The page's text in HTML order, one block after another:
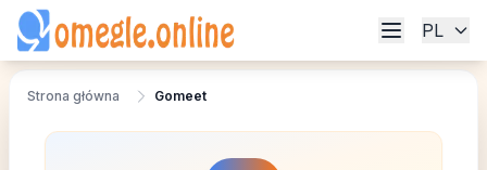
PL
Strona główna Gomeet